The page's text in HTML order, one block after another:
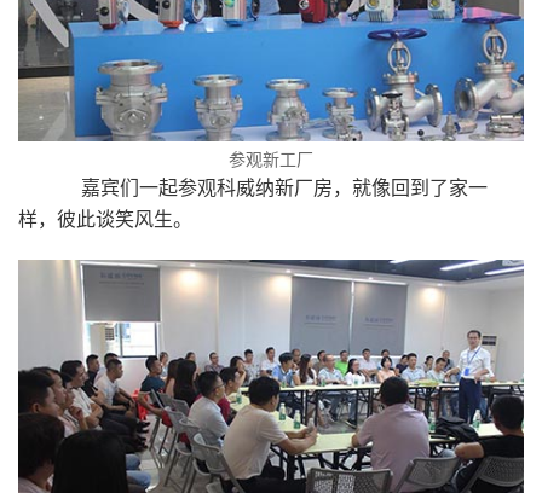
参观新工厂
嘉宾们一起参观科威纳新厂房，就像回到了家一
样，彼此谈笑风生。